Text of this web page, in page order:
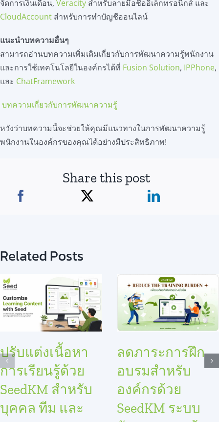
จัดการเงินเดือน, Veracityสำหรับลายมือชื่ออิเล็กทรอนิกส์ และ
CloudAccountสำหรับการทำบัญชีออนไลน์
แนะนำบทความอื่นๆ
สามารถอ่านบทความเพิ่มเติมเกี่ยวกับการพัฒนาความรู้พนักงาน
และการใช้เทคโนโลยีในองค์กรได้ที่ Fusion Solution, IPPhone,
และ ChatFramework
บทความเกี่ยวกับการพัฒนาความรู้
หวังว่าบทความนี้จะช่วยให้คุณมีแนวทางในการพัฒนาความรู้
พนักงานในองค์กรของคุณได้อย่างมีประสิทธิภาพ!
Share this post
Related Posts
ปรับแต่งเนื้อหา
การเรียนรู้ด้วย
SeedKM สำหรับ
บุคคล ทีม และ
ลดภาระการฝึก
อบรมสำหรับ
องค์กรด้วย
SeedKM ระบบ